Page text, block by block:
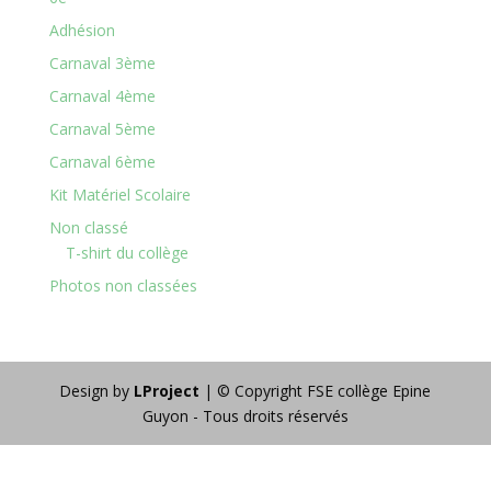
Adhésion
Carnaval 3ème
Carnaval 4ème
Carnaval 5ème
Carnaval 6ème
Kit Matériel Scolaire
Non classé
T-shirt du collège
Photos non classées
Design by LProject | © Copyright FSE collège Epine
Guyon - Tous droits réservés